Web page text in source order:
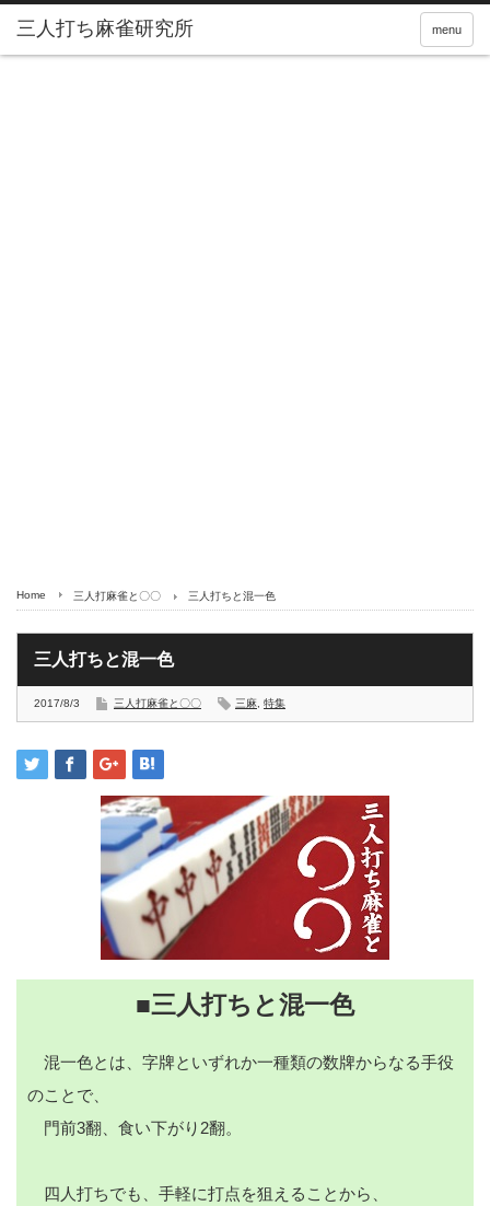
三人打ち麻雀研究所 menu
Home 三人打麻雀と〇〇 三人打ちと混一色
三人打ちと混一色
2017/8/3 三人打麻雀と〇〇 三麻 特集
■三人打ちと混一色
混一色とは、字牌といずれか一種類の数牌からなる手役
のことで、
門前3翻、食い下がり2翻。
四人打ちでも、手軽に打点を狙えることから、